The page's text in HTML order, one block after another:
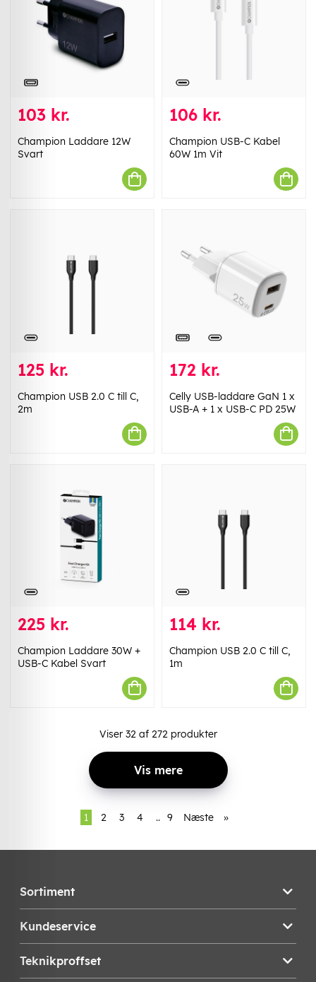
103 kr.
Champion Laddare 12W
Svart
106 kr.
Champion USB-C Kabel
60W 1m Vit
125 kr.
Champion USB 2.0 C till C,
2m
172 kr.
Celly USB-laddare GaN 1 x
USB-A + 1 x USB-C PD 25W
225 kr.
Champion Laddare 30W +
USB-C Kabel Svart
114 kr.
Champion USB 2.0 C till C,
1m
Viser 32af 272produkter
Vis mere
1 2 3 4 .. 9 Næste »
Sortiment
Kundeservice
Teknikproffset